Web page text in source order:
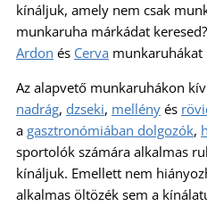
kínáljuk, amely nem csak
munkaruha márkádat
Ardon és Cerva munkaruhákat
Az alapvető munkaruhákon
nadrág, dzseki, mellény és
a gasztronómiában dolgozók,
sportolók számára alkalmas
kínáljuk. Emellett nem
alkalmas öltözék sem a